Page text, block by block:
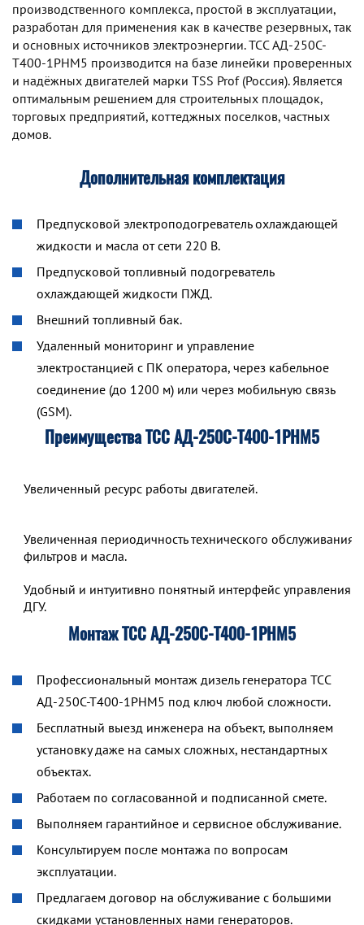
производственного комплекса, простой в эксплуатации,
разработан для применения как в качестве резервных, так
и основных источников электроэнергии. TCC АД-250С-
Т400-1РНМ5 производится на базе линейки проверенных
и надёжных двигателей марки TSS Prof (Россия). Является
оптимальным решением для строительных площадок,
торговых предприятий, коттеджных поселков, частных
домов.
Дополнительная комплектация
Предпусковой электроподогреватель охлаждающей
жидкости и масла от сети 220 В.
Предпусковой топливный подогреватель
охлаждающей жидкости ПЖД.
Внешний топливный бак.
Удаленный мониторинг и управление
электростанцией с ПК оператора, через кабельное
соединение (до 1200 м) или через мобильную связь
(GSM).
Преимущества ТСС АД-250С-Т400-1РНМ5
Увеличенный ресурс работы двигателей.
Увеличенная периодичность технического обслуживания,
фильтров и масла.
Удобный и интуитивно понятный интерфейс управления
ДГУ.
Монтаж ТСС АД-250С-Т400-1РНМ5
Профессиональный монтаж дизель генератора ТСС
АД-250С-Т400-1РНМ5 под ключ любой сложности.
Бесплатный выезд инженера на объект, выполняем
установку даже на самых сложных, нестандартных
объектах.
Работаем по согласованной и подписанной смете.
Выполняем гарантийное и сервисное обслуживание.
Консультируем после монтажа по вопросам
эксплуатации.
Предлагаем договор на обслуживание с большими
скидками установленных нами генераторов.